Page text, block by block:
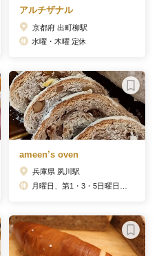
アルチザナル
京都府 出町柳駅
水曜・木曜 定休
ameen’s oven
兵庫県 夙川駅